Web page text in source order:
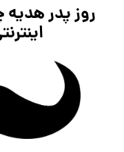
روز پدر